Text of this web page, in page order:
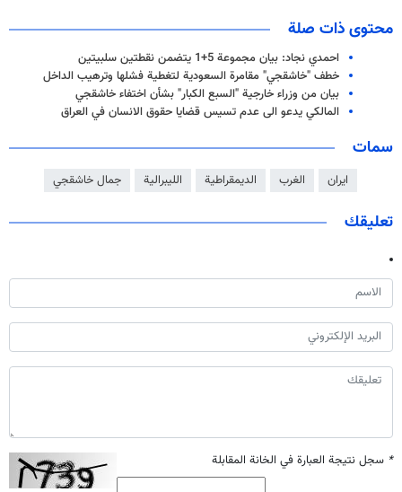
محتوى ذات صلة
احمدي نجاد: بيان مجموعة 5+1 يتضمن نقطتين سلبيتين
خطف "خاشقجي" مقامرة السعودية لتغطية فشلها وترهيب الداخل
بيان من وزراء خارجية "السبع الكبار" بشأن اختفاء خاشقجي
المالكي يدعو الى عدم تسيس قضايا حقوق الانسان في العراق
سمات
ايران الغرب الديمقراطية الليبرالية جمال خاشقجي
تعليقك
* سجل نتيجة العبارة في الخانة المقابلة